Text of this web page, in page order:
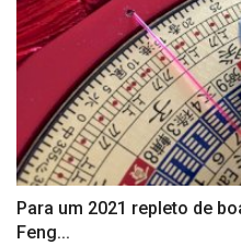
Para um 2021 repleto de
Feng...